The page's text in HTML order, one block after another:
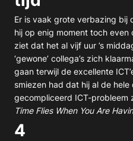
Er is vaak grote verbazing bij
hij op enig moment toch
ziet dat het al vijf uur ’s
‘gewone’ collega’s zich
gaan terwijl de excellente
smiezen had dat hij al de hele
gecompliceerd ICT-probleem
Time Flies When You Are
4